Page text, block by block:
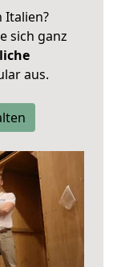
Italien?
sich ganz
aus.